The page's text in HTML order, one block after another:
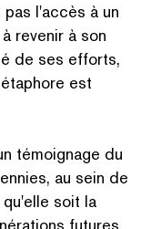
l'accès à un
revenir à son
de ses efforts,
est
témoignage du
au sein de
soit la